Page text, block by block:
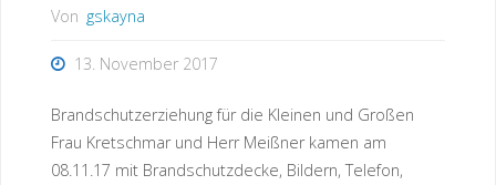
Von gskayna
13. November 2017
Brandschutzerziehung für die Kleinen und Großen
Frau Kretschmar und Herr Meißner kamen am
08.11.17 mit Brandschutzdecke, Bildern, Telefon,